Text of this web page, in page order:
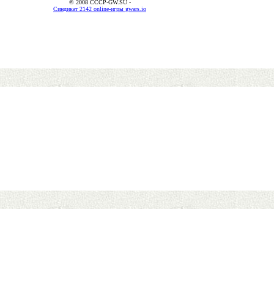
© 2008 CCCP-GW.SU -
Синдикат 2142 online-игры gwars.io